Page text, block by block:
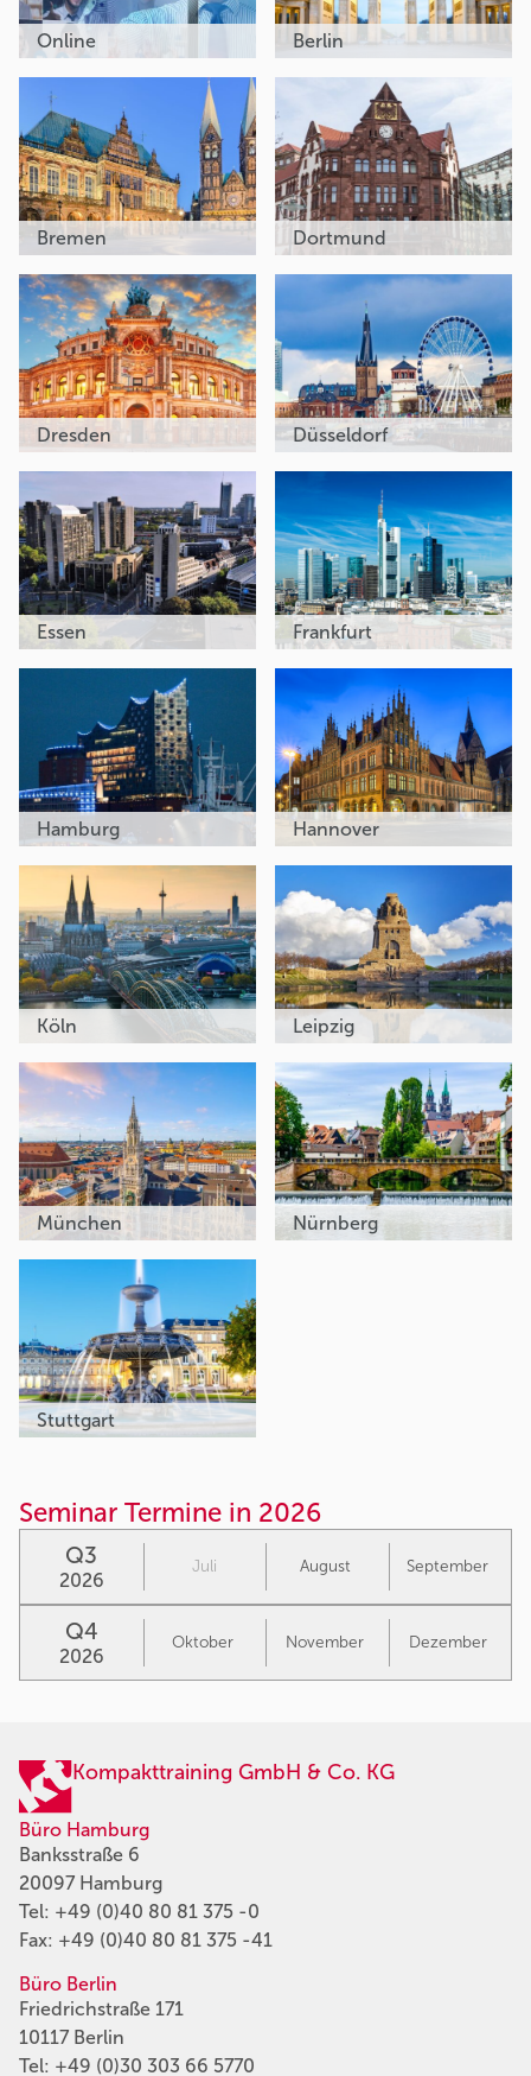
Online Berlin
Bremen Dortmund
Dresden Düsseldorf
Essen Frankfurt
Hamburg Hannover
Köln Leipzig
München Nürnberg
Stuttgart
Seminar Termine in 2026
Q3
2026
Juli August September
Q4
2026
Oktober November Dezember
Kompakttraining GmbH & Co. KG
Büro Hamburg
Banksstraße 6
20097 Hamburg
Tel: +49 (0)40 80 81 375 -0
Fax: +49 (0)40 80 81 375 -41
Büro Berlin
Friedrichstraße 171
10117 Berlin
Tel: +49 (0)30 303 66 5770